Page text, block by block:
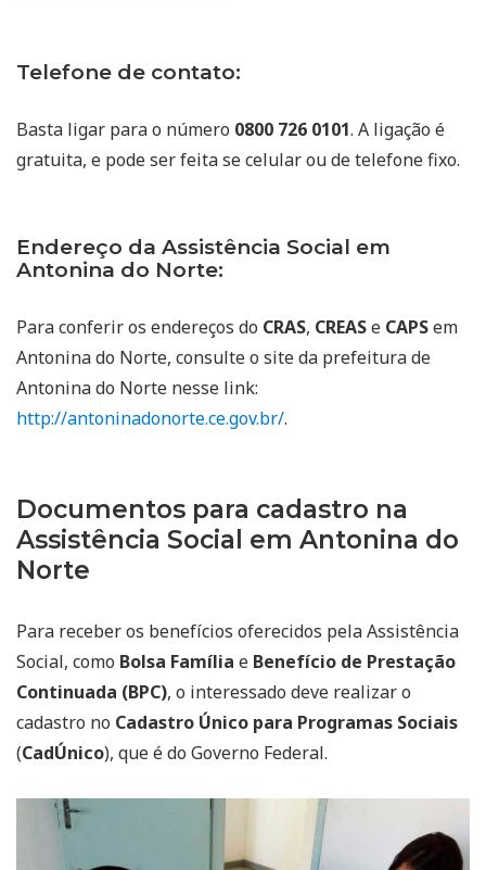
Telefone de contato:
Basta ligar para o número 0800 726 0101. A ligação é
gratuita, e pode ser feita se celular ou de telefone fixo.
Endereço da Assistência Social em
Antonina do Norte:
Para conferir os endereços do CRAS, CREASe CAPSem
Antonina do Norte, consulte o site da prefeitura de
Antonina do Norte nesse link:
http://antoninadonorte.ce.gov.br/.
Documentos para cadastro na
Assistência Social em Antonina do
Norte
Para receber os benefícios oferecidos pela Assistência
Social, como Bolsa Família e Benefício de Prestação
Continuada (BPC), o interessado deve realizar o
cadastro no Cadastro Único para Programas Sociais
(CadÚnico), que é do Governo Federal.